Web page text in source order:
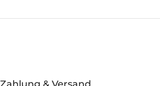
Zahlung & Versand